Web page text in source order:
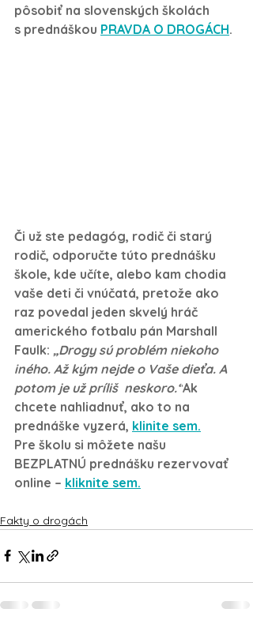
pôsobiť na slovenských školách
s prednáškou PRAVDA O DROGÁCH.
Či už ste pedagóg, rodič či starý
rodič, odporučte túto prednášku
škole, kde učíte, alebo kam chodia
vaše deti či vnúčatá, pretože ako
raz povedal jeden skvelý hráč
amerického fotbalu pán Marshall
Faulk: „Drogy sú problém niekoho
iného. Až kým nejde o Vaše dieťa. A
potom je už príliš  neskoro.“Ak
chcete nahliadnuť, ako to na
prednáške vyzerá, klinite sem.
Pre školu si môžete našu
BEZPLATNÚ prednášku rezervovať
online – kliknite sem.
Fakty o drogách